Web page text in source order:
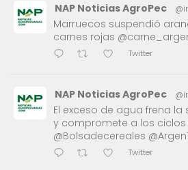
NAP Noticias AgroPec
Marruecos suspendió
carnes rojas
Twitter
NAP Noticias AgroPec
El exceso de agua frena
y compromete a los
@Bolsadecereales
Twitter